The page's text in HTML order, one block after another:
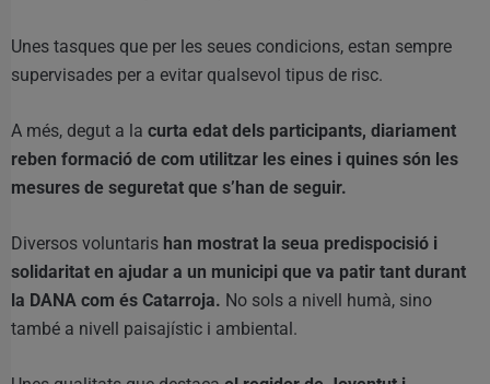
Unes tasques que per les seues condicions, estan sempre
supervisades per a evitar qualsevol tipus de risc.
A més, degut a la curta edat dels participants, diariament
reben formació de com utilitzar les eines i quines són les
mesures de seguretat que s’han de seguir.
Diversos voluntaris han mostrat la seua predispocisió i
solidaritat en ajudar a un municipi que va patir tant durant
la DANA com és Catarroja. No sols a nivell humà, sino
també a nivell paisajístic i ambiental.